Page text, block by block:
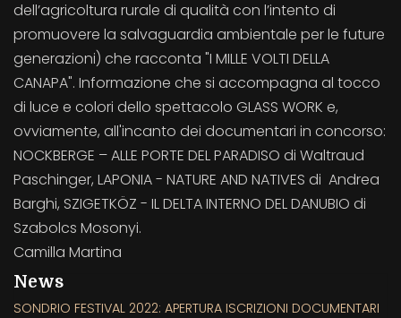
dell’agricoltura rurale di qualità con l’intento di
promuovere la salvaguardia ambientale per le future
generazioni) che racconta "I MILLE VOLTI DELLA
CANAPA". Informazione che si accompagna al tocco
di luce e colori dello spettacolo GLASS WORK e,
ovviamente, all'incanto dei documentari in concorso:
NOCKBERGE – ALLE PORTE DEL PARADISO di Waltraud
Paschinger, LAPONIA - NATURE AND NATIVES di Andrea
Barghi, SZIGETKÖZ - IL DELTA INTERNO DEL DANUBIO di
Szabolcs Mosonyi.
Camilla Martina
News
SONDRIO FESTIVAL 2022: APERTURA ISCRIZIONI DOCUMENTARI